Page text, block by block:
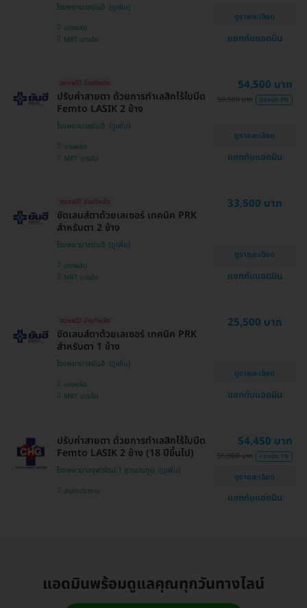
โรงพยาบาลยันฮี
บางพลัด
MRT บางอ้อ
ดูรายละเอียด
แชทกับแอดมิน
จองฟรี! จ่ายทีหลัง
ปรับค่าสายตา ด้วยการทำเลสิกไร้ใบมีด
Femto LASIK 2 ข้าง
โรงพยาบาลยันฮี
บางพลัด
MRT บางอ้อ
54,500 บาท
59,500 บาท ประหยัด 8%
ดูรายละเอียด
แชทกับแอดมิน
จองฟรี! จ่ายทีหลัง
ขัดเลนส์ตาด้วยเลเซอร์ เทคนิค PRK
สำหรับตา 2 ข้าง
โรงพยาบาลยันฮี
บางพลัด
MRT บางอ้อ
33,500 บาท
ดูรายละเอียด
แชทกับแอดมิน
จองฟรี! จ่ายทีหลัง
ขัดเลนส์ตาด้วยเลเซอร์ เทคนิค PRK
สำหรับตา 1 ข้าง
โรงพยาบาลยันฮี
บางพลัด
MRT บางอ้อ
25,500 บาท
ดูรายละเอียด
แชทกับแอดมิน
ปรับค่าสายตา ด้วยการทำเลสิกไร้ใบมีด
Femto LASIK 2 ข้าง (18 ปีขึ้นไป)
โรงพยาบาลจุฬารัตน์ 1 สุวรรณภูมิ
สมุทรปราการ
54,450 บาท
55,000 บาท ประหยัด 1%
ดูรายละเอียด
แชทกับแอดมิน
แอดมินพร้อมดูแลคุณทุกวันทางไลน์